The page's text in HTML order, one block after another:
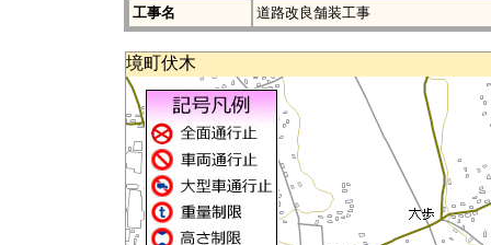
工事名
道路改良舗装工事
境町伏木